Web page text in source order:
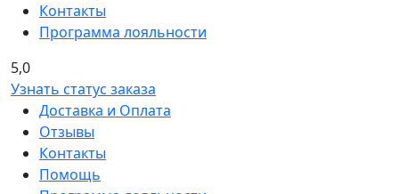
Контакты
Программа лояльности
5,0
Узнать статус заказа
Доставка и Оплата
Отзывы
Контакты
Помощь